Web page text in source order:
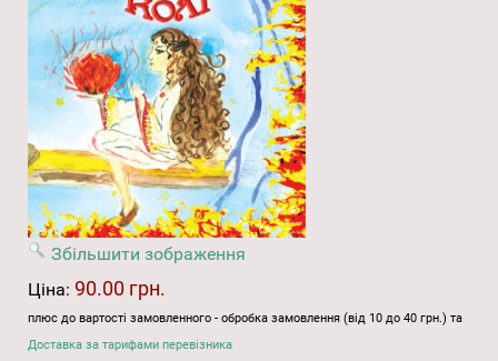
Збільшити зображення
Ціна: 90.00 грн.
плюс до вартості замовленного - обробка замовлення (від 10 до 40 грн.) та
Доставка за тарифами перевізника